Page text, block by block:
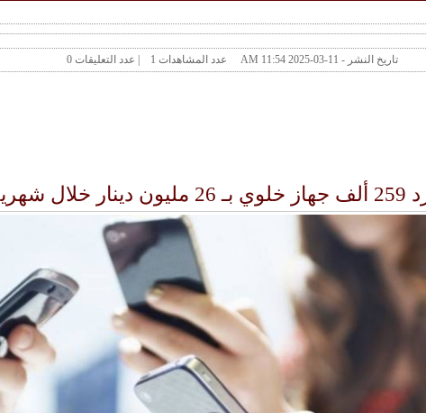
تاريخ النشر - 11-03-2025 11:54 AM عدد المشاهدات 1 | عدد التعليقات 0